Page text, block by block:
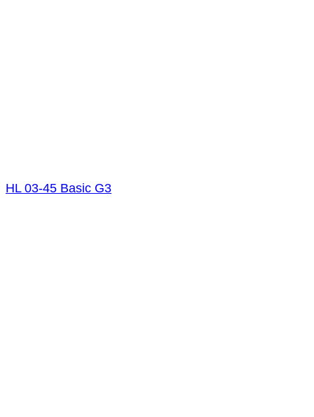
HL 03-45 Basic G3